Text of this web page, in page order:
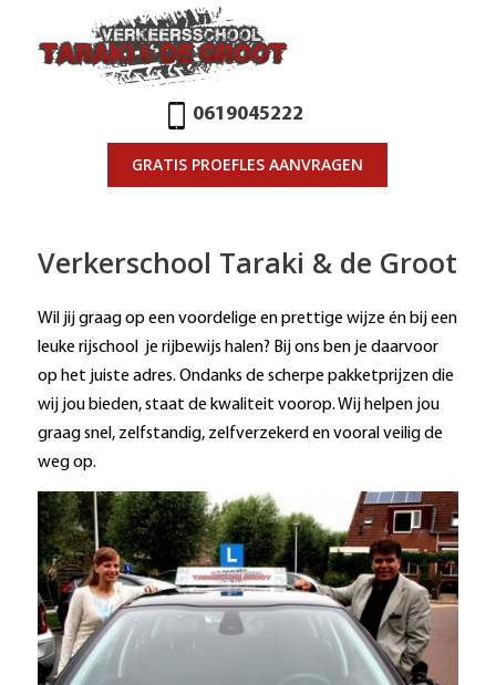
0619045222
GRATIS PROEFLES AANVRAGEN
Verkerschool Taraki &de Groot
Wil jij graag op een voordelige en prettige wijze én bij een
leuke rijschool je rijbewijs halen? Bij ons ben je daarvoor
op het juiste adres. Ondanks de scherpe pakketprijzen die
wij jou bieden, staat de kwaliteit voorop. Wij helpen jou
graag snel, zelfstandig, zelfverzekerd en vooral veilig de
weg op.